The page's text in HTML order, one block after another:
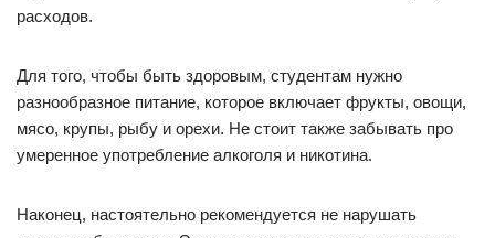
расходов.
Для того, чтобы быть здоровым, студентам нужно
разнообразное питание, которое включает фрукты, овощи,
мясо, крупы, рыбу и орехи. Не стоит также забывать про
умеренное употребление алкоголя и никотина.
Наконец, настоятельно рекомендуется не нарушать